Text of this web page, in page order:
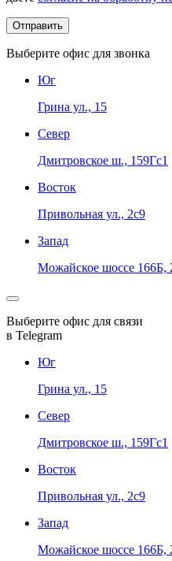
Выберите офис для звонка
Юг
Грина ул., 15
Север
Дмитровское ш., 159Гс1
Восток
Привольная ул., 2с9
Запад
Можайское шоссе 166Б,
Выберите офис для связи
в Telegram
Юг
Грина ул., 15
Север
Дмитровское ш., 159Гс1
Восток
Привольная ул., 2с9
Запад
Можайское шоссе 166Б,